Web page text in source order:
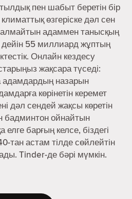
пен шабыт беретін бір
өзгеріске дәл сен
адаммен танысқың
дейін 55 миллиард жұптың
Онлайн кездесу
жақсара түседі:
назарын
көрінетін керемет
дәл сендей жақсы көретін
бадминтон ойнайтын
елге барғың келсе, біздегі
тан астам тілде сөйлейтін
Tinder-де бәрі мүмкін.